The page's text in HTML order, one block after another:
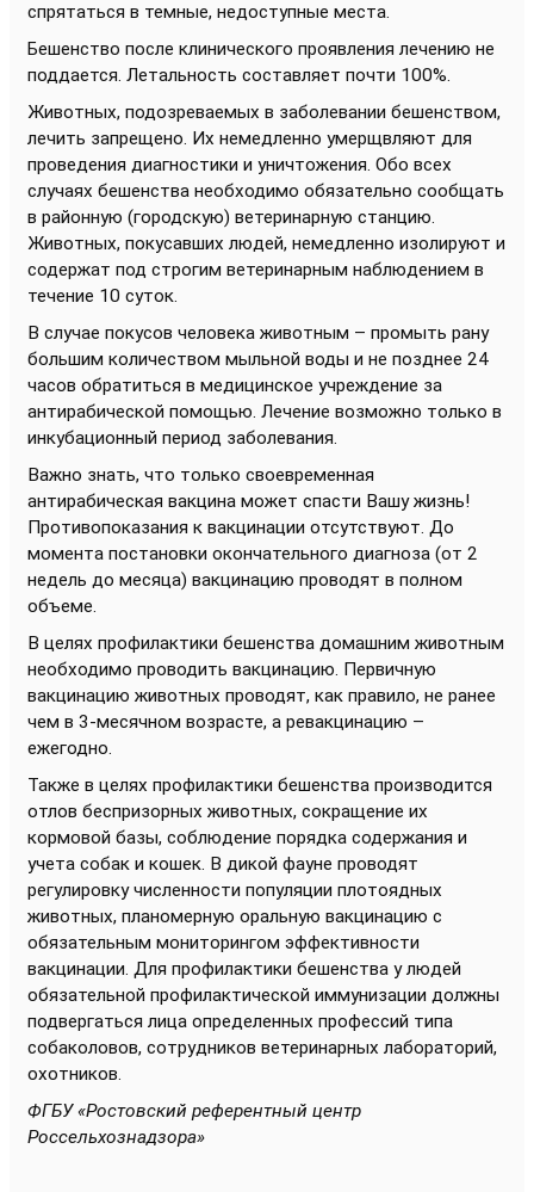
спрятаться в темные, недоступные места.
Бешенство после клинического проявления лечению не
поддается. Летальность составляет почти 100%.
Животных, подозреваемых в заболевании бешенством,
лечить запрещено. Их немедленно умерщвляют для
проведения диагностики и уничтожения. Обо всех
случаях бешенства необходимо обязательно сообщать
в районную (городскую) ветеринарную станцию.
Животных, покусавших людей, немедленно изолируют и
содержат под строгим ветеринарным наблюдением в
течение 10 суток.
В случае покусов человека животным – промыть рану
большим количеством мыльной воды и не позднее 24
часов обратиться в медицинское учреждение за
антирабической помощью. Лечение возможно только в
инкубационный период заболевания.
Важно знать, что только своевременная
антирабическая вакцина может спасти Вашу жизнь!
Противопоказания к вакцинации отсутствуют. До
момента постановки окончательного диагноза (от 2
недель до месяца) вакцинацию проводят в полном
объеме.
В целях профилактики бешенства домашним животным
необходимо проводить вакцинацию. Первичную
вакцинацию животных проводят, как правило, не ранее
чем в 3-месячном возрасте, а ревакцинацию –
ежегодно.
Также в целях профилактики бешенства производится
отлов беспризорных животных, сокращение их
кормовой базы, соблюдение порядка содержания и
учета собак и кошек. В дикой фауне проводят
регулировку численности популяции плотоядных
животных, планомерную оральную вакцинацию с
обязательным мониторингом эффективности
вакцинации. Для профилактики бешенства у людей
обязательной профилактической иммунизации должны
подвергаться лица определенных профессий типа
собаколовов, сотрудников ветеринарных лабораторий,
охотников.
ФГБУ «Ростовский референтный центр
Россельхознадзора»